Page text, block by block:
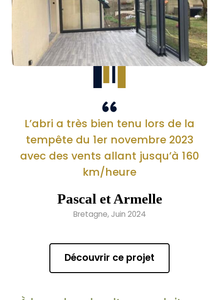
L’abri a très bien tenu lors de la
tempête du 1er novembre 2023
avec des vents allant jusqu’à 160
km/heure
Pascal et Armelle
Bretagne, Juin 2024
Découvrir ce projet